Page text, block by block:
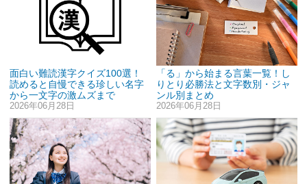
面白い難読漢字クイズ100選！
読めると自慢できる珍しい名字
から一文字の激ムズまで
2026年06月28日
「る」から始まる言葉一覧！し
りとり必勝法と文字数別・ジャ
ンル別まとめ
2026年06月28日